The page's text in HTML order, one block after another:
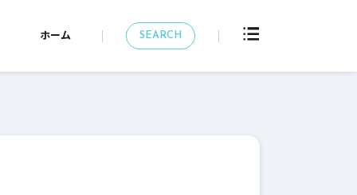
ホーム SEARCH